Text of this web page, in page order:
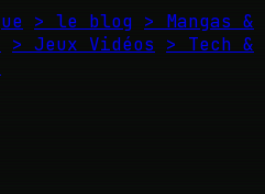
> le blog > Mangas &
> Jeux Vidéos
> Tech &